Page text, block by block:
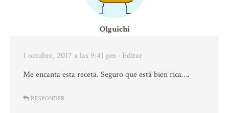
Olguichi
1 octubre, 2017 a las 9:41 pm · Editar
Me encanta esta receta. Seguro que está bien rica….
RESPONDER